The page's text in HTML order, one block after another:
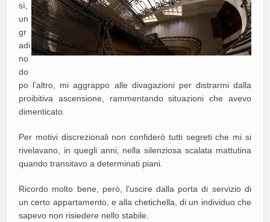
sì,
un
gr
adi
no
do
po l’altro, mi aggrappo alle divagazioni per distrarmi dalla
proibitiva ascensione, rammentando situazioni che avevo
dimenticato.
Per motivi discrezionali non confiderò tutti segreti che mi si
rivelavano, in quegli anni, nella silenziosa scalata mattutina
quando transitavo a determinati piani.
Ricordo molto bene, però, l’uscire dalla porta di servizio di
un certo appartamento, e alla chetichella, di un individuo che
sapevo non risiedere nello stabile.